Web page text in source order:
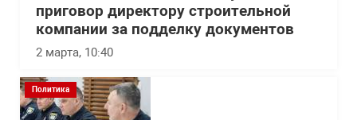
приговор директору строительной
компании за подделку документов
2 марта, 10:40
Политика